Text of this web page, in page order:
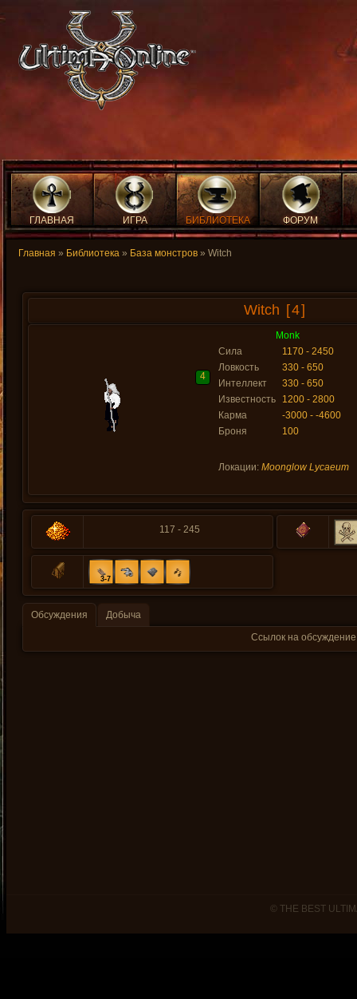
ГЛАВНАЯ ИГРА БИБЛИОТЕКА ФОРУМ
Главная » Библиотека » База монстров » Witch
Witch [4]
4
Monk
Сила
1170 - 2450
Ловкость
330 - 650
Интеллект
330 - 650
Известность
1200 - 2800
Карма
-3000 - -4600
Броня
100
Локации: Moonglow Lycaeum
117 - 245
3-7
Обсуждения
Добыча
Ссылок на
© THE BEST